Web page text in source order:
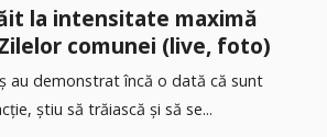
la intensitate maximă
comunei (live, foto)
au demonstrat încă o dată că sunt
știu să trăiască și să se...